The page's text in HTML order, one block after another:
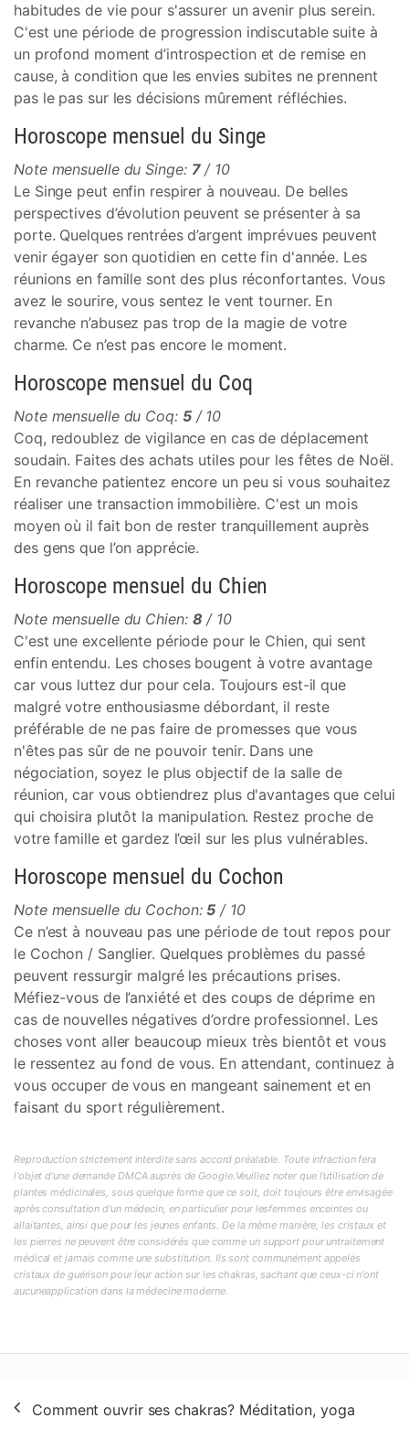
habitudes de vie pour s'assurer un avenir plus serein.
C'est une période de progression indiscutable suite à
un profond moment d’introspection et de remise en
cause, à condition que les envies subites ne prennent
pas le pas sur les décisions mûrement réfléchies.
Horoscope mensuel du Singe
Note mensuelle du Singe: 7/ 10
Le Singe peut enfin respirer à nouveau. De belles
perspectives d’évolution peuvent se présenter à sa
porte. Quelques rentrées d’argent imprévues peuvent
venir égayer son quotidien en cette fin d'année. Les
réunions en famille sont des plus réconfortantes. Vous
avez le sourire, vous sentez le vent tourner. En
revanche n’abusez pas trop de la magie de votre
charme. Ce n’est pas encore le moment.
Horoscope mensuel du Coq
Note mensuelle du Coq: 5/ 10
Coq, redoublez de vigilance en cas de déplacement
soudain. Faites des achats utiles pour les fêtes de Noël.
En revanche patientez encore un peu si vous souhaitez
réaliser une transaction immobilière. C'est un mois
moyen où il fait bon de rester tranquillement auprès
des gens que l’on apprécie.
Horoscope mensuel du Chien
Note mensuelle du Chien: 8 / 10
C'est une excellente période pour le Chien, qui sent
enfin entendu. Les choses bougent à votre avantage
car vous luttez dur pour cela. Toujours est-il que
malgré votre enthousiasme débordant, il reste
préférable de ne pas faire de promesses que vous
n'êtes pas sûr de ne pouvoir tenir. Dans une
négociation, soyez le plus objectif de la salle de
réunion, car vous obtiendrez plus d'avantages que celui
qui choisira plutôt la manipulation. Restez proche de
votre famille et gardez l’œil sur les plus vulnérables.
Horoscope mensuel du Cochon
Note mensuelle du Cochon:5 / 10
Ce n’est à nouveau pas une période de tout repos pour
le Cochon / Sanglier. Quelques problèmes du passé
peuvent ressurgir malgré les précautions prises.
Méfiez-vous de l’anxiété et des coups de déprime en
cas de nouvelles négatives d’ordre professionnel. Les
choses vont aller beaucoup mieux très bientôt et vous
le ressentez au fond de vous. En attendant, continuez à
vous occuper de vous en mangeant sainement et en
faisant du sport régulièrement.
Reproduction strictement interdite sans accord préalable. Toute infraction fera
l'objet d'une demande DMCA auprès de Google.Veuillez noter que l'utilisation de
plantes médicinales, sous quelque forme que ce soit, doit toujours être envisagée
après consultation d'un médecin, en particulier pour lesfemmes enceintes ou
allaitantes, ainsi que pour les jeunes enfants. De la même manière, les cristaux et
les pierres ne peuvent être considérés que comme un support pour untraitement
médical et jamais comme une substitution. Ils sont communément appelés
cristaux de guérison pour leur action sur les chakras, sachant que ceux-ci n'ont
aucuneapplication dans la médecine moderne.
de
Comment ouvrir ses chakras? Méditation, yoga